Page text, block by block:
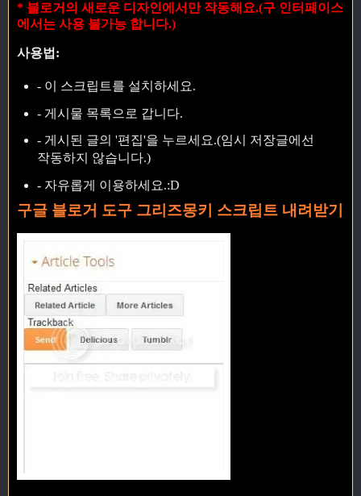
* 블로거의 새로운 디자인에서만 작동해요.(구 인터페이스
에서는 사용 불가능 합니다.)
사용법:
- 이 스크립트를 설치하세요.
- 게시물 목록으로 갑니다.
- 게시된 글의 '편집'을 누르세요.(임시 저장글에선
작동하지 않습니다.)
- 자유롭게 이용하세요.:D
구글 블로거 도구 그리즈몽키 스크립트 내려받기